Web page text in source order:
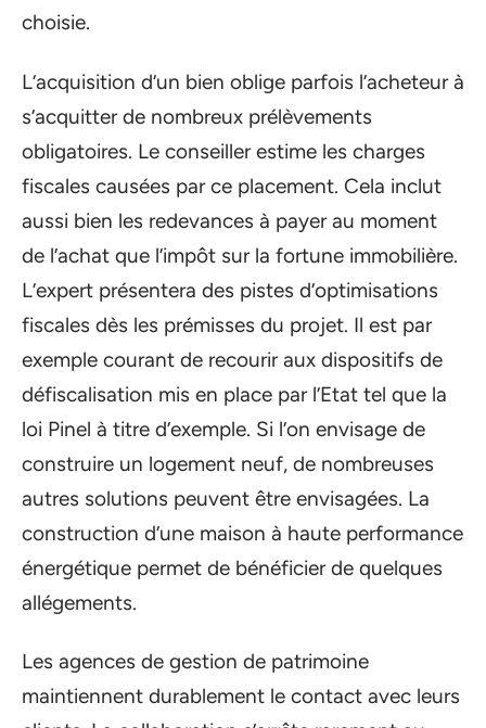
choisie.
L’acquisition d’un bien oblige parfois l’acheteur à
s’acquitter de nombreux prélèvements
obligatoires. Le conseiller estime les charges
fiscales causées par ce placement. Cela inclut
aussi bien les redevances à payer au moment
de l’achat que l’impôt sur la fortune immobilière.
L’expert présentera des pistes d’optimisations
fiscales dès les prémisses du projet. Il est par
exemple courant de recourir aux dispositifs de
défiscalisation mis en place par l’Etat tel que la
loi Pinel à titre d’exemple. Si l’on envisage de
construire un logement neuf, de nombreuses
autres solutions peuvent être envisagées. La
construction d’une maison à haute performance
énergétique permet de bénéficier de quelques
allégements.
Les agences de gestion de patrimoine
maintiennent durablement le contact avec leurs